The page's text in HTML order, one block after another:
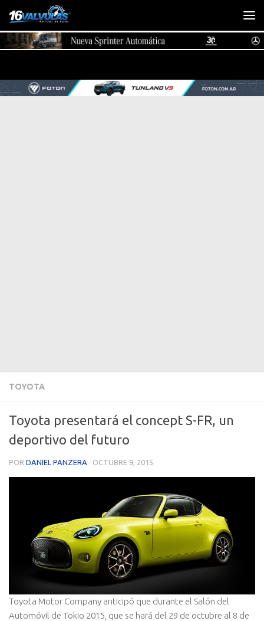
Saltar al contenido
TOYOTA
Toyota presentará el concept S-FR, un
deportivo del futuro
POR DANIEL PANZERA · OCTUBRE 9, 2015
Toyota Motor Company anticipó que durante el Salón del
Automóvil de Tokio 2015, que se hará del 29 de octubre al 8 de